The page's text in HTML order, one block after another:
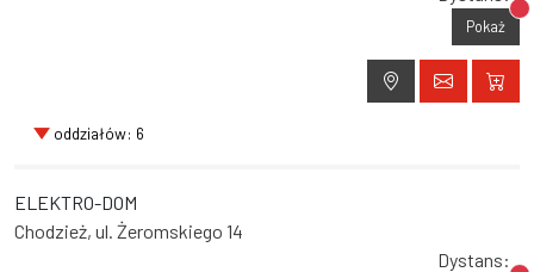
Pokaż
oddziałów: 6
ELEKTRO-DOM
Chodzież, ul. Żeromskiego 14
Dystans: